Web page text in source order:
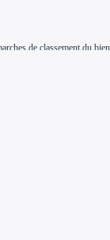
de classement du